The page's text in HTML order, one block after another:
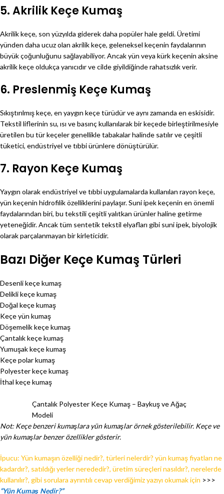
5. Akrilik Keçe Kumaş
Akrilik keçe, son yüzyılda giderek daha popüler hale geldi. Üretimi
yünden daha ucuz olan akrilik keçe, geleneksel keçenin faydalarının
büyük çoğunluğunu sağlayabiliyor. Ancak yün veya kürk keçenin aksine
akrilik keçe oldukça yanıcıdır ve cilde giyildiğinde rahatsızlık verir.
6. Preslenmiş Keçe Kumaş
Sıkıştırılmış keçe, en yaygın keçe türüdür ve aynı zamanda en eskisidir.
Tekstil liflerinin su, ısı ve basınç kullanılarak bir keçede birleştirilmesiyle
üretilen bu tür keçeler genellikle tabakalar halinde satılır ve çeşitli
tüketici, endüstriyel ve tıbbi ürünlere dönüştürülür.
7. Rayon Keçe Kumaş
Yaygın olarak endüstriyel ve tıbbi uygulamalarda kullanılan rayon keçe,
yün keçenin hidrofilik özelliklerini paylaşır. Suni ipek keçenin en önemli
faydalarından biri, bu tekstili çeşitli yalıtkan ürünler haline getirme
yeteneğidir. Ancak tüm sentetik tekstil elyafları gibi suni ipek, biyolojik
olarak parçalanmayan bir kirleticidir.
Bazı Diğer Keçe Kumaş Türleri
Desenli keçe kumaş
Delikli keçe kumaş
Doğal keçe kumaş
Keçe yün kumaş
Döşemelik keçe kumaş
Çantalık keçe kumaş
Yumuşak keçe kumaş
Keçe polar kumaş
Polyester keçe kumaş
İthal keçe kumaş
Çantalık Polyester Keçe Kumaş – Baykuş ve Ağaç
Modeli
Not: Keçe benzeri kumaşlara yün kumaşlar örnek gösterilebilir. Keçe ve
yün kumaşlar benzer özellikler gösterir.
İpucu: Yün kumaşın özelliği nedir?, türleri nelerdir? yün kumaş fiyatları ne
kadardır?, satıldığı yerler nerededir?, üretim süreçleri nasıldır?, nerelerde
kullanılır?, gibi sorulara ayrıntılı cevap verdiğimiz yazıyı okumak için >>>
“Yün Kumaş Nedir?”